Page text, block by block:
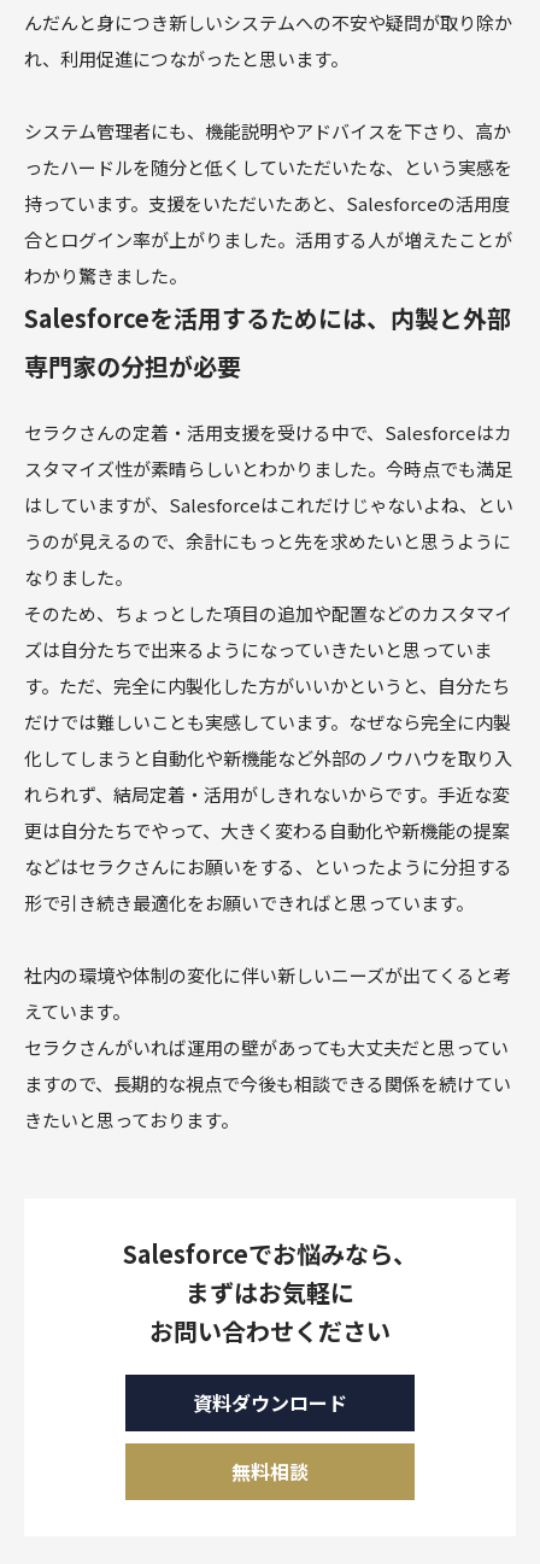
んだんと身につき新しいシステムへの不安や疑問が取り除か
れ、利用促進につながったと思います。
システム管理者にも、機能説明やアドバイスを下さり、高か
ったハードルを随分と低くしていただいたな、という実感を
持っています。支援をいただいたあと、Salesforceの活用度
合とログイン率が上がりました。活用する人が増えたことが
わかり驚きました。
Salesforceを活用するためには、内製と外部
専門家の分担が必要
セラクさんの定着・活用支援を受ける中で、Salesforceはカ
スタマイズ性が素晴らしいとわかりました。今時点でも満足
はしていますが、Salesforceはこれだけじゃないよね、とい
うのが見えるので、余計にもっと先を求めたいと思うように
なりました。
そのため、ちょっとした項目の追加や配置などのカスタマイ
ズは自分たちで出来るようになっていきたいと思っていま
す。ただ、完全に内製化した方がいいかというと、自分たち
だけでは難しいことも実感しています。なぜなら完全に内製
化してしまうと自動化や新機能など外部のノウハウを取り入
れられず、結局定着・活用がしきれないからです。手近な変
更は自分たちでやって、大きく変わる自動化や新機能の提案
などはセラクさんにお願いをする、といったように分担する
形で引き続き最適化をお願いできればと思っています。
社内の環境や体制の変化に伴い新しいニーズが出てくると考
えています。
セラクさんがいれば運用の壁があっても大丈夫だと思ってい
ますので、長期的な視点で今後も相談できる関係を続けてい
きたいと思っております。
Salesforceでお悩みなら、
まずはお気軽に
お問い合わせください
資料ダウンロード
無料相談